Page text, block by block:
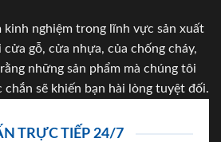
kinh nghiệm trong lĩnh vực sản xuất
gỗ, cửa nhựa, của chống cháy,
những sản phẩm mà chúng tôi
chắn sẽ khiến bạn hài lòng tuyệt đối.
TRỰC TIẾP 24/7